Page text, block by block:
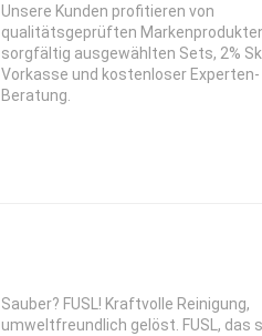
Unsere Kunden profitieren von
qualitätsgeprüften
sorgfältig ausgewählten Sets, 2%
Vorkasse und kostenloser Experten-
Beratung.
Sauber? FUSL! Kraftvolle Reinigung,
umweltfreundlich gelöst. FUSL, das